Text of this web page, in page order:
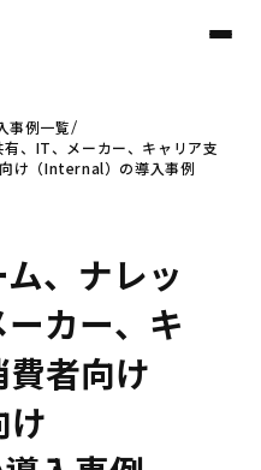
事例一覧
、IT、メーカー、キャリア支
け（Internal）の導入事例
、ナレッ
カー、キ
者向け
け